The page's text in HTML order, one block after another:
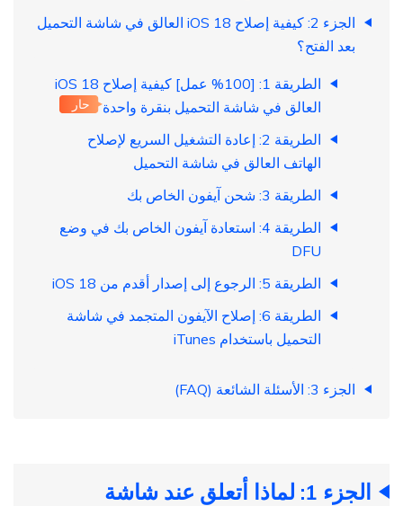
الجزء 2: كيفية إصلاح iOS 18 العالق في شاشة التحميل
بعد الفتح؟
الطريقة 1: [100% عمل] كيفية إصلاح iOS 18
العالق في شاشة التحميل بنقرة واحدة
حار
الطريقة 2: إعادة التشغيل السريع لإصلاح
الهاتف العالق في شاشة التحميل
الطريقة 3: شحن آيفون الخاص بك
الطريقة 4: استعادة آيفون الخاص بك في وضع
DFU
الطريقة 5: الرجوع إلى إصدار أقدم من iOS 18
الطريقة 6: إصلاح الآيفون المتجمد في شاشة
التحميل باستخدام iTunes
الجزء 3: الأسئلة الشائعة (FAQ)
الجزء 1: لماذا أتعلق عند شاشة